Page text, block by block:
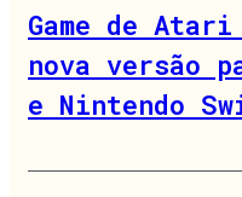
Game de
nova versão
e Nintendo